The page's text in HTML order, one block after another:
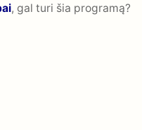
, gal turi šia programą?